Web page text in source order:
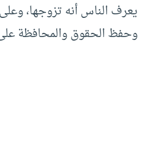
يعرف الناس أنه تزوجها،
وحفظ الحقوق والمحافظة